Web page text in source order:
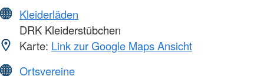
Kleiderläden
DRK Kleiderstübchen
Karte: Link zur Google Maps Ansicht
Ortsvereine